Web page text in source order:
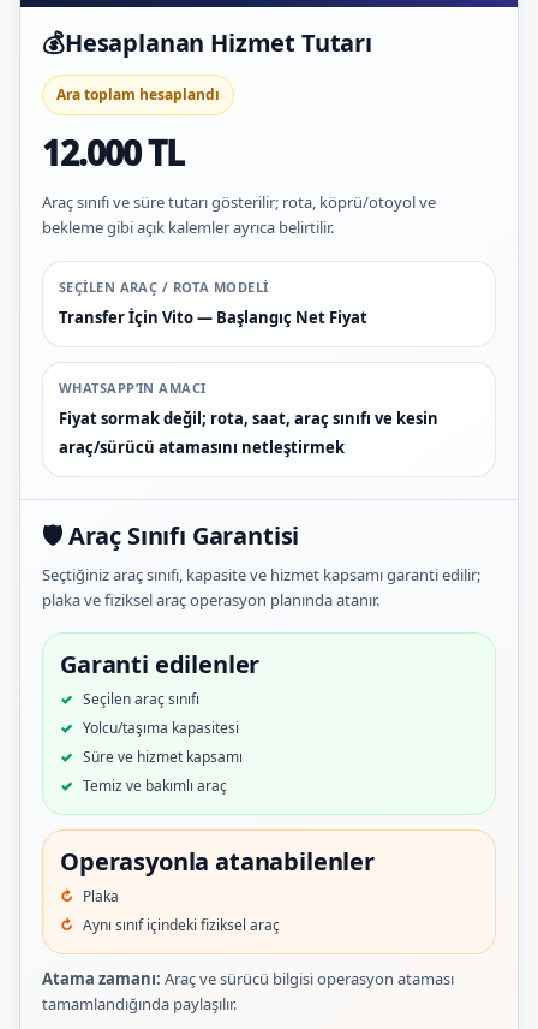
💰Hesaplanan Hizmet Tutarı
Ara toplam hesaplandı
12.000 TL
Araç sınıfı ve süre tutarı gösterilir; rota, köprü/otoyol ve
bekleme gibi açık kalemler ayrıca belirtilir.
SEÇILEN ARAÇ / ROTA MODELI
Transfer İçin Vito — Başlangıç Net Fiyat
WHATSAPP’IN AMACI
Fiyat sormak değil; rota, saat, araç sınıfı ve kesin
araç/sürücü atamasını netleştirmek
🛡️ Araç Sınıfı Garantisi
Seçtiğiniz araç sınıfı, kapasite ve hizmet kapsamı garanti edilir;
plaka ve fiziksel araç operasyon planında atanır.
Garanti edilenler
Seçilen araç sınıfı
Yolcu/taşıma kapasitesi
Süre ve hizmet kapsamı
Temiz ve bakımlı araç
Operasyonla atanabilenler
Plaka
Aynı sınıf içindeki fiziksel araç
Atama zamanı: Araç ve sürücü bilgisi operasyon ataması
tamamlandığında paylaşılır.